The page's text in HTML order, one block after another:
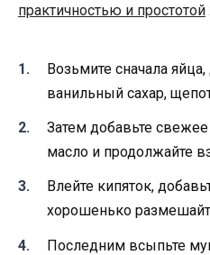
практичностью и простотой
Возьмите сначала
ванильный сахар,
Затем добавьте
масло и продолжайте
Влейте кипяток,
хорошенько
Последним всыпьте